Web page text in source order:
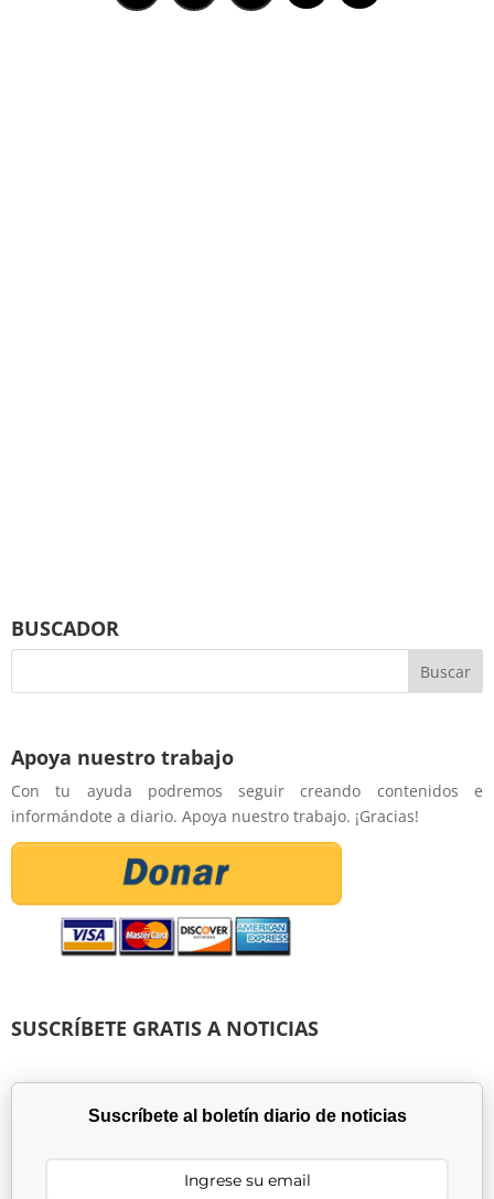
BUSCADOR
Apoya nuestro trabajo
Con tu ayuda podremos seguir creando contenidos e
informándote a diario. Apoya nuestro trabajo. ¡Gracias!
SUSCRÍBETE GRATIS A NOTICIAS
Suscríbete al boletín diario de noticias